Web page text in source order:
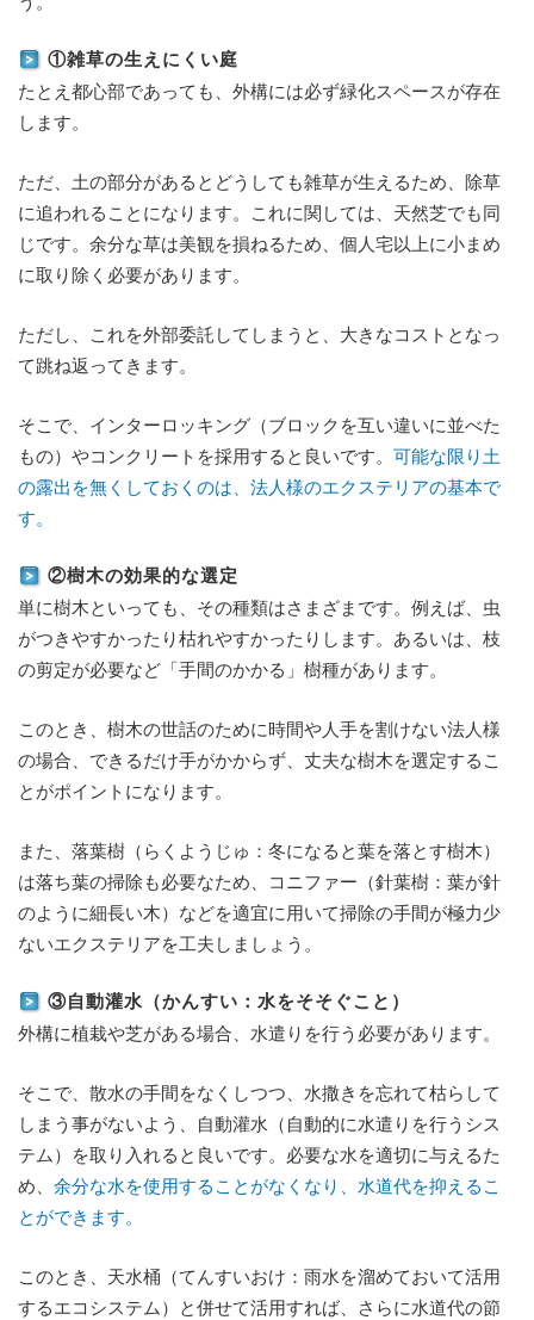
①雑草の生えにくい庭
たとえ都心部であっても、外構には必ず緑化スペースが存在
します。
ただ、土の部分があるとどうしても雑草が生えるため、除草
に追われることになります。これに関しては、天然芝でも同
じです。余分な草は美観を損ねるため、個人宅以上に小まめ
に取り除く必要があります。
ただし、これを外部委託してしまうと、大きなコストとなっ
て跳ね返ってきます。
そこで、インターロッキング（ブロックを互い違いに並べた
もの）やコンクリートを採用すると良いです。 可能な限り土
の露出を無くしておくのは、法人様のエクステリアの基本で
す。
②樹木の効果的な選定
単に樹木といっても、その種類はさまざまです。例えば、虫
がつきやすかったり枯れやすかったりします。あるいは、枝
の剪定が必要など「手間のかかる」樹種があります。
このとき、樹木の世話のために時間や人手を割けない法人様
の場合、できるだけ手がかからず、丈夫な樹木を選定するこ
とがポイントになります。
また、落葉樹（らくようじゅ：冬になると葉を落とす樹木）
は落ち葉の掃除も必要なため、コニファー（針葉樹：葉が針
のように細長い木）などを適宜に用いて掃除の手間が極力少
ないエクステリアを工夫しましょう。
③自動灌水（かんすい：水をそそぐこと）
外構に植栽や芝がある場合、水遣りを行う必要があります。
そこで、散水の手間をなくしつつ、水撒きを忘れて枯らして
しまう事がないよう、自動灌水（自動的に水遣りを行うシス
テム）を取り入れると良いです。必要な水を適切に与えるた
め、 余分な水を使用することがなくなり、水道代を抑えるこ
とができます。
このとき、天水桶（てんすいおけ：雨水を溜めておいて活用
するエコシステム）と併せて活用すれば、さらに水道代の節